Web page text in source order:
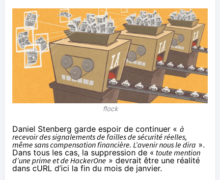
flock
Daniel Stenberg garde espoir de continuer « à
recevoir des signalements de failles de sécurité réelles,
même sans compensation financière. L’avenir nous le dira ».
Dans tous les cas, la suppression de « toute mention
d’une prime et de HackerOne » devrait être une réalité
dans cURL d’ici la fin du mois de janvier.